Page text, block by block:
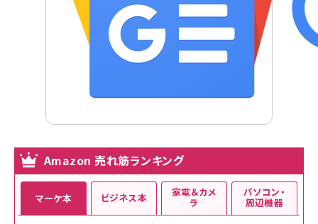
Amazon 売れ筋ランキング
マーケ本 ビジネス本 家電＆カメ
ラ
パソコン・
周辺機器